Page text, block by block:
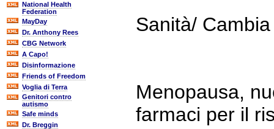
National Health
Federation
MayDay
Dr. Anthony Rees
CBG Network
A Capo!
Disinformazione
Friends of Freedom
Voglia di Terra
Genitori contro
autismo
Safe minds
Dr. Breggin
Sanità/ Cambia
Menopausa,
farmaci per il